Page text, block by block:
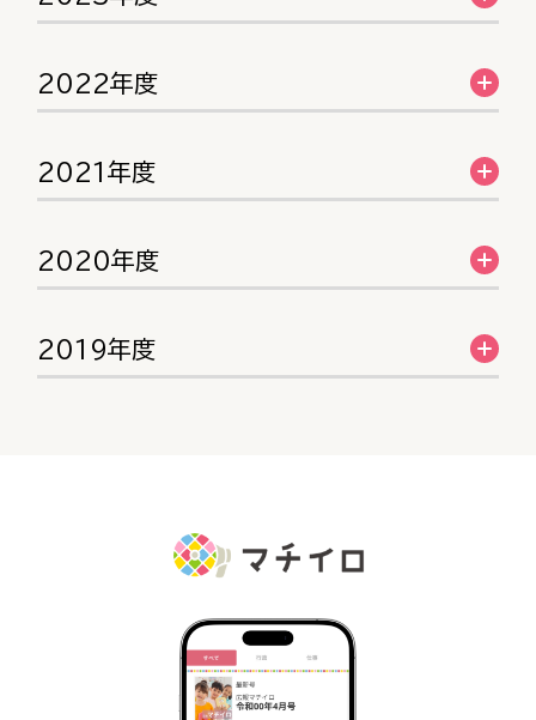
2022年度
2021年度
2020年度
2019年度